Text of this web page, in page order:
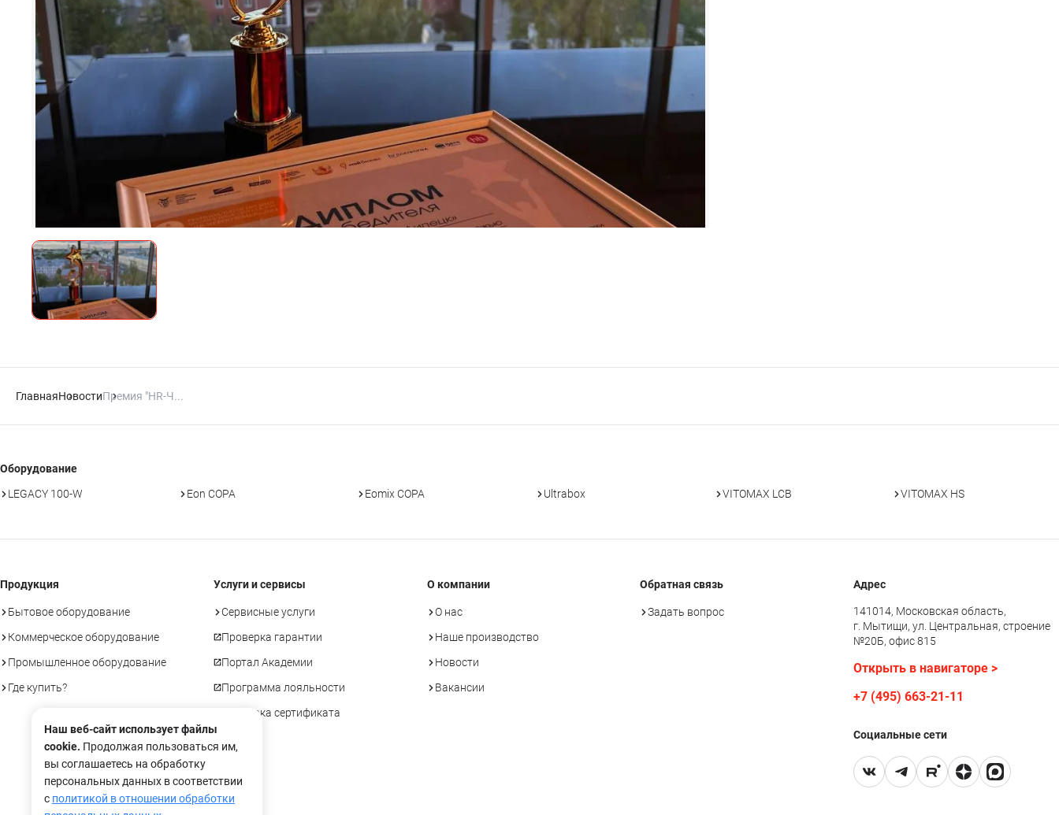
ГлавнаяНовостиПремия "HR-Ч...
Оборудование
LEGACY 100-W
Eon COPA Eomix COPA Ultrabox VITOMAX LCB VITOMAX HS
Продукция
Бытовое оборудование
Коммерческое оборудование
Промышленное оборудование
Где купить?
Услуги и сервисы
Сервисные услуги
Проверка гарантии
Портал Академии
Программа лояльности
Проверка сертификата
О компании
О нас
Наше производство
Новости
Вакансии
Обратная связь
Задать вопрос
Адрес
141014, Московская область,
г. Мытищи, ул. Центральная, строение
№20Б, офис 815
Открыть в навигаторе >
+7 (495) 663-21-11
Социальные сети
Наш веб-сайт использует файлы
cookie. Продолжая пользоваться им,
вы соглашаетесь на обработку
персональных данных в соответствии
с политикой в отношении обработки